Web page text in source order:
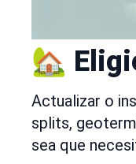
🏡
Actualizar o
splits,
sea que